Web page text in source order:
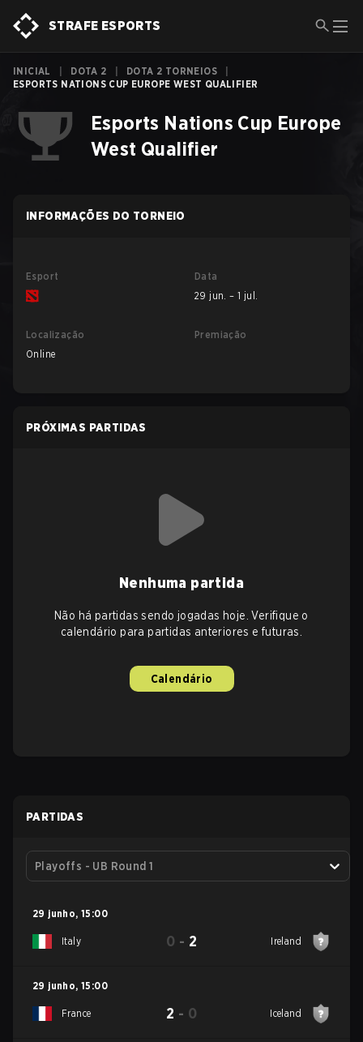
STRAFE ESPORTS
INICIAL DOTA 2 DOTA 2 TORNEIOS
ESPORTS NATIONS CUP EUROPE WEST QUALIFIER
Esports Nations Cup Europe
West Qualifier
INFORMAÇÕES DO TORNEIO
Esport
Data
29 jun. – 1 jul.
Localização
Online
Premiação
PRÓXIMAS PARTIDAS
Nenhuma partida
Não há partidas sendo jogadas hoje. Verifique o
calendário para partidas anteriores e futuras.
Calendário
PARTIDAS
Playoffs - UB Round 1
29 junho, 15:00
Italy 0 - 2 Ireland
29 junho, 15:00
France 2 - 0 Iceland